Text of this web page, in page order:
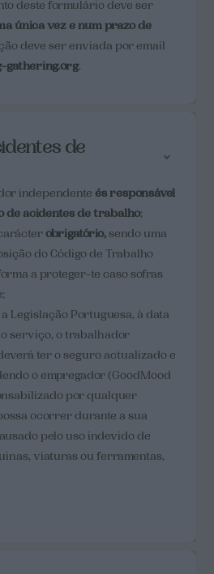
deste formulário deve ser
única vez e num prazo de
deve ser enviada por email
gathering.org.
de
independente és responsável
de acidentes de trabalho;
obrigatório, sendo uma
do Código de Trabalho
a proteger-te caso sofras
Legislação Portuguesa, à data
serviço, o trabalhador
ter o seguro actualizado e
o empregador (GoodMood
por qualquer
ocorrer durante a sua
pelo uso indevido de
viaturas ou ferramentas,